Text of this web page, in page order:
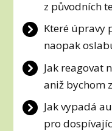
z původních
Které úpravy
naopak
Jak reagovat
aniž bychom
Jak vypadá
pro